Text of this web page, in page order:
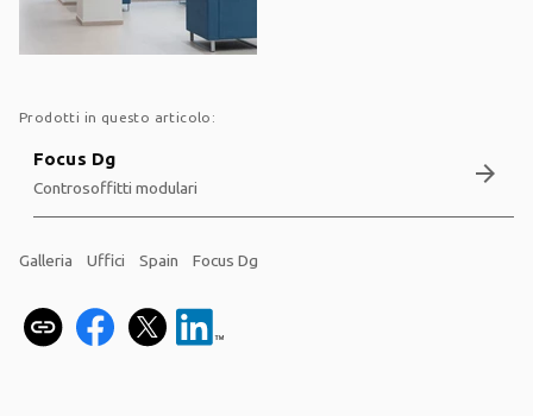
Prodotti in questo articolo:
Focus Dg
Controsoffitti modulari arrow_forward
Galleria Uffici Spain Focus Dg